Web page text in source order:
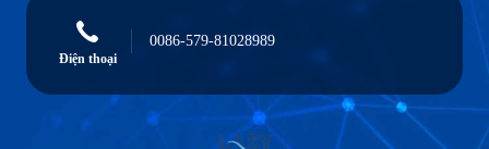
Điện thoại
0086-579-81028989